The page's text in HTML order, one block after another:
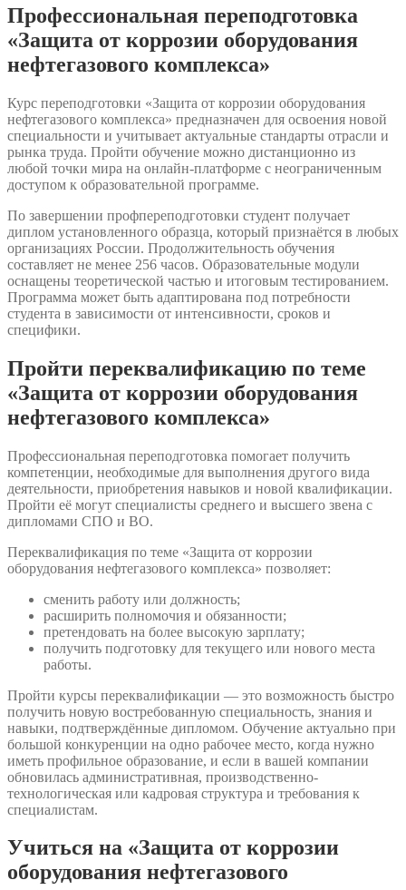
Профессиональная переподготовка
«Защита от коррозии оборудования
нефтегазового комплекса»
Курс переподготовки «Защита от коррозии оборудования
нефтегазового комплекса» предназначен для освоения новой
специальности и учитывает актуальные стандарты отрасли и
рынка труда. Пройти обучение можно дистанционно из
любой точки мира на онлайн-платформе с неограниченным
доступом к образовательной программе.
По завершении профпереподготовки студент получает
диплом установленного образца, который признаётся в любых
организациях России. Продолжительность обучения
составляет не менее 256 часов. Образовательные модули
оснащены теоретической частью и итоговым тестированием.
Программа может быть адаптирована под потребности
студента в зависимости от интенсивности, сроков и
специфики.
Пройти переквалификацию по теме
«Защита от коррозии оборудования
нефтегазового комплекса»
Профессиональная переподготовка помогает получить
компетенции, необходимые для выполнения другого вида
деятельности, приобретения навыков и новой квалификации.
Пройти её могут специалисты среднего и высшего звена с
дипломами СПО и ВО.
Переквалификация по теме «Защита от коррозии
оборудования нефтегазового комплекса» позволяет:
сменить работу или должность;
расширить полномочия и обязанности;
претендовать на более высокую зарплату;
получить подготовку для текущего или нового места
работы.
Пройти курсы переквалификации — это возможность быстро
получить новую востребованную специальность, знания и
навыки, подтверждённые дипломом. Обучение актуально при
большой конкуренции на одно рабочее место, когда нужно
иметь профильное образование, и если в вашей компании
обновилась административная, производственно-
технологическая или кадровая структура и требования к
специалистам.
Учиться на «Защита от коррозии
оборудования нефтегазового